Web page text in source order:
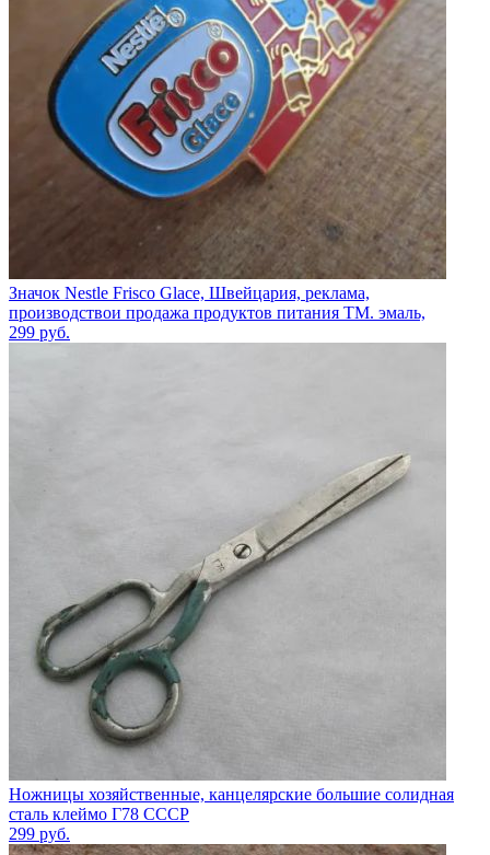
Значок Nestle Frisco Glace, Швейцария, реклама,
производствои продажа продуктов питания ТМ. эмаль,
299 руб.
Ножницы хозяйственные, канцелярские большие солидная
сталь клеймо Г78 СССР
299 руб.